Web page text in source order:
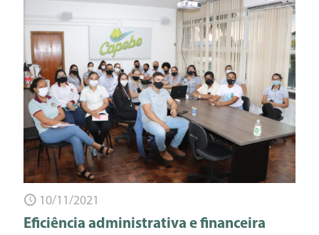
10/11/2021
Eficiência administrativa e financeira